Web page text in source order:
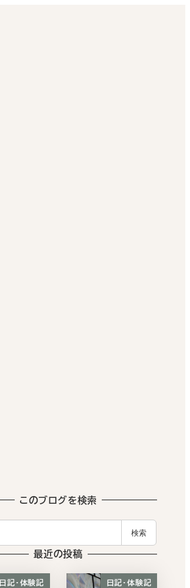
このブログを検索
検索
最近の投稿
日記・体験記 日記・体験記